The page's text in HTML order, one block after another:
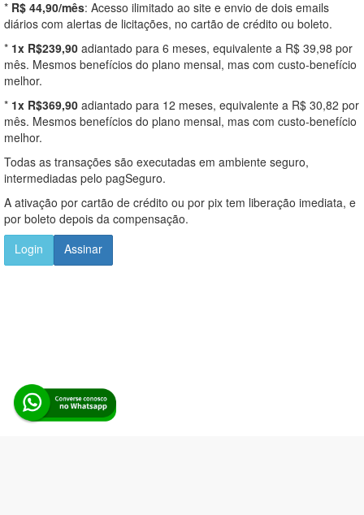
* R$ 44,90/mês: Acesso ilimitado ao site e envio de dois emails
diários com alertas de licitações, no cartão de crédito ou boleto.
* 1x R$239,90 adiantado para 6 meses, equivalente a R$ 39,98 por
mês. Mesmos benefícios do plano mensal, mas com custo-benefício
melhor.
* 1x R$369,90 adiantado para 12 meses, equivalente a R$ 30,82 por
mês. Mesmos benefícios do plano mensal, mas com custo-benefício
melhor.
Todas as transações são executadas em ambiente seguro,
intermediadas pelo pagSeguro.
A ativação por cartão de crédito ou por pix tem liberação imediata, e
por boleto depois da compensação.
Login
Assinar